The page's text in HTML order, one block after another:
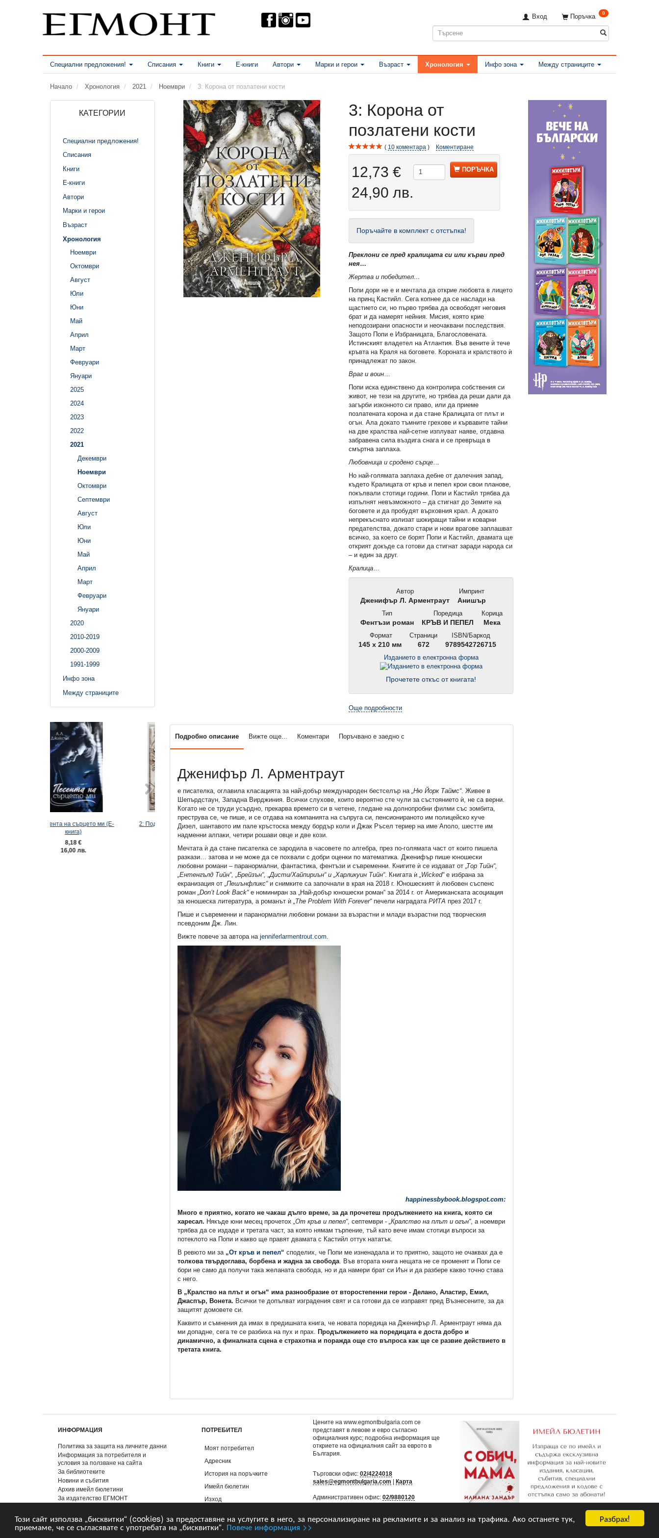
Разбрах!
Този сайт използва „бисквитки“ (cookies) за предоставяне на услугите в него, за персонализиране на рекламите и за анализ на трафика. Ако останете тук,
приемаме, че се съгласявате с употребата на „бисквитки“. Повече информация >>
Поръчка 0
Вход
Специални предложения! Списания Книги Е-книги Автори Марки и герои Възраст Хронология Инфо зона Между страниците
Начало Хронология 2021 Ноември 3: Корона от позлатени кости
КАТЕГОРИИ
Специални предложения!
Списания
Книги
Е-книги
Автори
Марки и герои
Възраст
Хронология
Ноември
Октомври
Август
Юли
Юни
Май
Април
Март
Февруари
Януари
2025
2024
2023
2022
2021
Декември
Ноември
Октомври
Септември
Август
Юли
Юни
Май
Април
Март
Февруари
Януари
2020
2010-2019
2000-2009
1991-1999
Инфо зона
Между страниците
2: Под знака на вълците (Е-
Затъмнение (Е-книга)
10,99 лв.
BRAVO 6/2021
2,19 лв.
Енканто: Рисувателна книжка
1,68 лв.
3: Корона от
позлатени кости
10 коментара Коментиране
12,73 €
24,90 лв.
ПОРЪЧКА
Поръчайте в комплект с отстъпка!
Преклони се пред кралицата си или кърви пред
нея…
Жертва и победител…
Попи дори не е и мечтала да открие любовта в лицето
на принц Кастийл. Сега копнее да се наслади на
щастието си, но първо трябва да освободят неговия
брат и да намерят нейния. Мисия, която крие
неподозирани опасности и неочаквани последствия.
Защото Попи е Избраницата, Благословената.
Истинският владетел на Атлантия. Във вените ѝ тече
кръвта на Краля на боговете. Короната и кралството ѝ
принадлежат по закон.
Враг и воин
Попи иска единствено да контролира собствения си
живот, не тези на другите, но трябва да реши дали да
загърби изконното си право, или да приеме
позлатената корона и да стане Кралицата от плът и
огън. Ала докато тъмните грехове и кървавите тайни
на две кралства най-сетне изплуват наяве, отдавна
забравена сила въздига снага и се превръща в
смъртна заплаха.
Любовница и сродено сърце
Но най-голямата заплаха дебне от далечния запад,
където Кралицата от кръв и пепел крои свои планове,
покълвали стотици години. Попи и Кастийл трябва да
изпълнят невъзможното – да стигнат до Земите на
боговете и да пробудят върховния крал. А докато
непрекъснато излизат шокиращи тайни и коварни
предателства, докато стари и нови врагове заплашват
всичко, за което се борят Попи и Кастийл, двамата ще
открият докъде са готови да стигнат заради народа си
– и един за друг.
Кралица
Автор
Дженифър Л. Арментраут
Импринт
Анишър
Тип
Фентъзи роман
Поредица
КРЪВ И ПЕПЕЛ
Корица
Мека
Формат
145 x 210 мм
Страници
672
ISBN/Баркод
9789542726715
Изданието в електронна форма
Прочетете откъс от книгата!
Още подробности
Подробно описание Вижте още... Коментари Поръчвано е заедно с
Дженифър Л. Арментраут
е писателка, оглавила класацията за най-добър международен бестселър на „Ню Йорк Таймс“. Живее в
Шепърдстаун, Западна Вирджиния. Всички слухове, които вероятно сте чули за състоянието ѝ, не са верни.
Когато не се труди усърдно, прекарва времето си в четене, гледане на долнопробни филми със зомбита,
преструва се, че пише, и се отдава на компанията на съпруга си, пенсионираното им полицейско куче
Дизел, шантавото им пале кръстоска между бордър коли и Джак Ръсел териер на име Аполо, шестте им
надменни алпаки, четири рошави овце и две кози.
Мечтата ѝ да стане писателка се зародила в часовете по алгебра, през по-голямата част от които пишела
разкази… затова и не може да се похвали с добри оценки по математика. Дженифър пише юношески
любовни романи – паранормални, фантастика, фентъзи и съвременни. Книгите ѝ се издават от „Тор Тийн“,
„Ентенгълд Тийн“, „Брейзън“, „Дисти/Хайпириън“ и „Харликуин Тийн“. Книгата ѝ „Wicked“е избрана за
екранизация от „Пешънфликс“и снимките са започнали в края на 2018 г. Юношеският ѝ любовен съспенс
роман „Don’t Look Back“е номиниран за „Най-добър юношески роман“ за 2014 г. от Американската асоциация
за юношеска литература, а романът ѝ „The Problem With Forever“печели наградата РИТА през 2017 г.
Пише и съвременни и паранормални любовни романи за възрастни и млади възрастни под творческия
псевдоним Дж. Лин.
Вижте повече за автора на jenniferlarmentrout.com.
happinessbybook.blogspot.com:
Много е приятно, когато не чакаш дълго време, за да прочетеш продължението на книга, която си
харесал. Някъде юни месец прочетох „От кръв и пепел“, септември - „Кралство на плът и огън“, а ноември
трябва да се издаде и третата част, за която нямам търпение, тъй като вече имам стотици въпроси за
потеклото на Попи и какво ще правят двамата с Кастийл оттук нататък.
В ревюто ми за „От кръв и пепел“ споделих, че Попи ме изненадала и то приятно, защото не очаквах да е
толкова твърдоглава, борбена и жадна за свобода. Във втората книга нещата не се променят и Попи се
бори не само да получи така желаната свобода, но и да намери брат си Иън и да разбере какво точно става
с него.
В „Кралство на плът и огън“ има разнообразие от второстепенни герои - Делано, Аластир, Емил,
Джаспър, Вонета. Всички те допълват изградения свят и са готови да се изправят пред Възнесените, за да
защитят домовете си.
Каквито и съмнения да имах в предишната книга, че новата поредица на Дженифър Л. Арментраут няма да
ми допадне, сега те се разбиха на пух и прах. Продължението на поредицата е доста добро и
динамично, а финалната сцена е страхотна и поражда още сто въпроса как ще се развие действието в
третата книга.
ИНФОРМАЦИЯ
Политика за защита на личните данни
Информация за потребителя и
условия за ползване на сайта
За библиотеките
Новини и събития
Архив имейл бюлетини
За издателство ЕГМОНТ
ПОТРЕБИТЕЛ
Моят потребител
Адресник
История на поръчките
Имейл бюлетин
Изход
Цените на www.egmontbulgaria.com се
представят в левове и евро съгласно
официалния курс; подробна информация ще
откриете наофициалния сайт за еврото в
България
Търговски офис:02/4224018
sales@egmontbulgaria.com
Карта
Административен офис:02/9880120
Абониране